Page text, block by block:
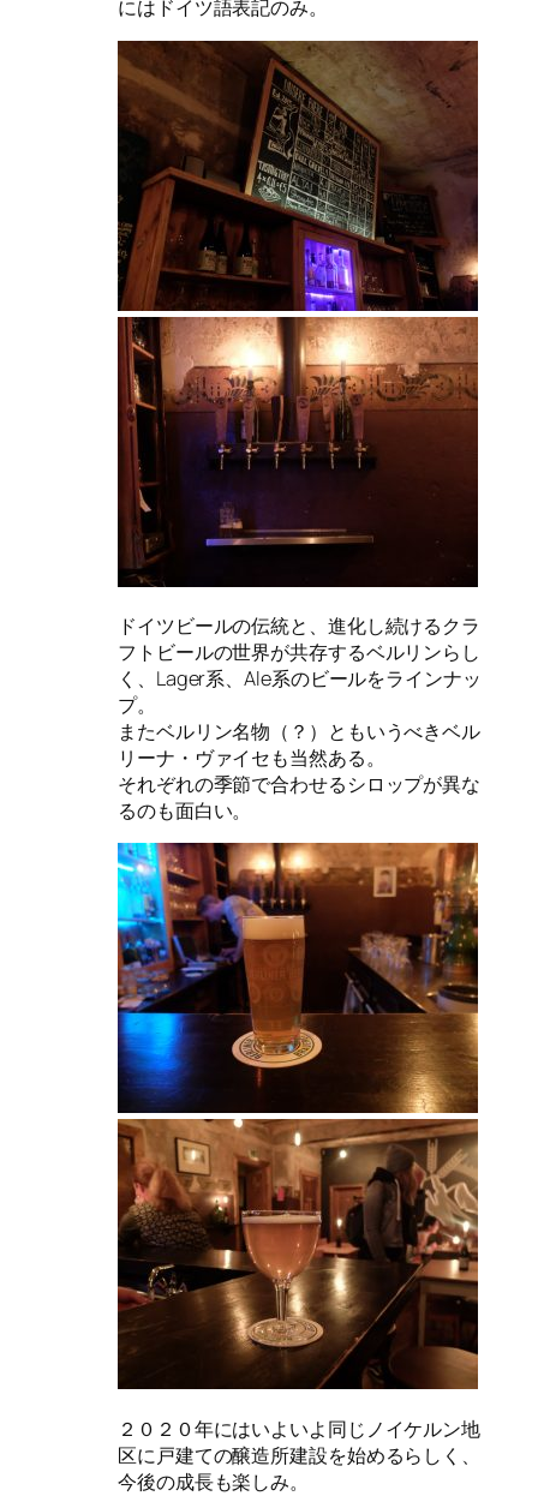
にはドイツ語表記のみ。
ドイツビールの伝統と、進化し続けるクラ
フトビールの世界が共存するベルリンらし
く、Lager系、Ale系のビールをラインナッ
プ。
またベルリン名物（？）ともいうべきベル
リーナ・ヴァイセも当然ある。
それぞれの季節で合わせるシロップが異な
るのも面白い。
２０２０年にはいよいよ同じノイケルン地
区に戸建ての醸造所建設を始めるらしく、
今後の成長も楽しみ。